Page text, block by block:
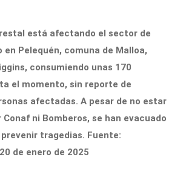
está afectando el sector de
en Pelequén, comuna de Malloa,
consumiendo unas 170
el momento, sin reporte de
afectadas. A pesar de no estar
ni Bomberos, se han evacuado
tragedias. Fuente:
de enero de 2025